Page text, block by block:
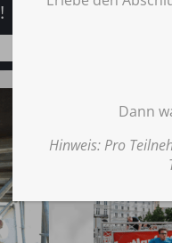
Dann
Hinweis: Pro